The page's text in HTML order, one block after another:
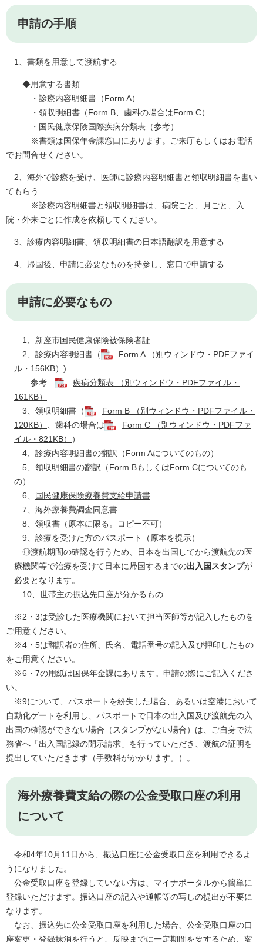
申請の手順
1、書類を用意して渡航する
◆用意する書類
・診療内容明細書（Form A）
・領収明細書（Form B、歯科の場合はForm C）
・国民健康保険国際疾病分類表（参考）
※書類は国保年金課窓口にあります。ご来庁もしくはお電話
でお問合せください。
2、海外で診療を受け、医師に診療内容明細書と領収明細書を書い
てもらう
※診療内容明細書と領収明細書は、病院ごと、月ごと、入
院・外来ごとに作成を依頼してください。
3、診療内容明細書、領収明細書の日本語翻訳を用意する
4、帰国後、申請に必要なものを持参し、窓口で申請する
申請に必要なもの
1、新座市国民健康保険被保険者証
2、診療内容明細書（
Form A （別ウィンドウ・PDFファイ
ル・156KB） )
参考
疾病分類表 （別ウィンドウ・PDFファイル・
161KB）
3、領収明細書（
Form B （別ウィンドウ・PDFファイル・
120KB）
、歯科の場合は
Form C （別ウィンドウ・PDFファ
イル・821KB）
）
4、診療内容明細書の翻訳（Form Aについてのもの）
5、領収明細書の翻訳（Form BもしくはForm Cについてのも
の）
6、
国民健康保険療養費支給申請書
7、海外療養費調査同意書
8、領収書（原本に限る。コピー不可）
9、診療を受けた方のパスポート（原本を提示）
◎渡航期間の確認を行うため、日本を出国してから渡航先の医
療機関等で治療を受けて日本に帰国するまでの出入国スタンプが
必要となります。
10、世帯主の振込先口座が分かるもの
※2・3は受診した医療機関において担当医師等が記入したものを
ご用意ください。
※4・5は翻訳者の住所、氏名、電話番号の記入及び押印したもの
をご用意ください。
※6・7の用紙は国保年金課にあります。申請の際にご記入くださ
い。
※9について、パスポートを紛失した場合、あるいは空港において
自動化ゲートを利用し、パスポートで日本の出入国及び渡航先の入
出国の確認ができない場合（スタンプがない場合）は、ご自身で法
務省へ「出入国記録の開示請求」を行っていただき、渡航の証明を
提出していただきます（手数料がかかります。）。
海外療養費支給の際の公金受取口座の利用
について
令和4年10月11日から、振込口座に公金受取口座を利用できるよ
うになりました。
公金受取口座を登録していない方は、マイナポータルから簡単に
登録いただけます。振込口座の記入や通帳等の写しの提出が不要に
なります。
なお、振込先に公金受取口座を利用した場合、公金受取口座の口
座変更・登録抹消を行うと、反映までに一定期間を要するため、変